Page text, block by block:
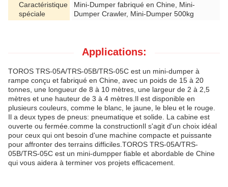
Caractéristique
spéciale
Mini-Dumper fabriqué en Chine, Mini-
Dumper Crawler, Mini-Dumper 500kg
Applications:
TOROS TRS-05A/TRS-05B/TRS-05C est un mini-dumper à
rampe conçu et fabriqué en Chine, avec un poids de 15 à 20
tonnes, une longueur de 8 à 10 mètres, une largeur de 2 à 2,5
mètres et une hauteur de 3 à 4 mètres.Il est disponible en
plusieurs couleurs, comme le blanc, le jaune, le bleu et le rouge.
Il a deux types de pneus: pneumatique et solide. La cabine est
ouverte ou fermée.comme la constructionIl s'agit d'un choix idéal
pour ceux qui ont besoin d'une machine compacte et puissante
pour affronter des terrains difficiles.TOROS TRS-05A/TRS-
05B/TRS-05C est un mini-dumpper fiable et abordable de Chine
qui vous aidera à terminer vos projets efficacement.